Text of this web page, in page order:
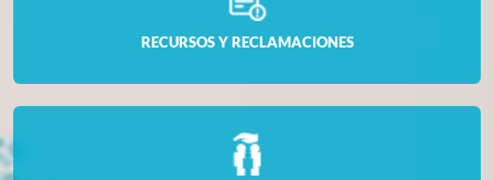
RECURSOS Y RECLAMACIONES